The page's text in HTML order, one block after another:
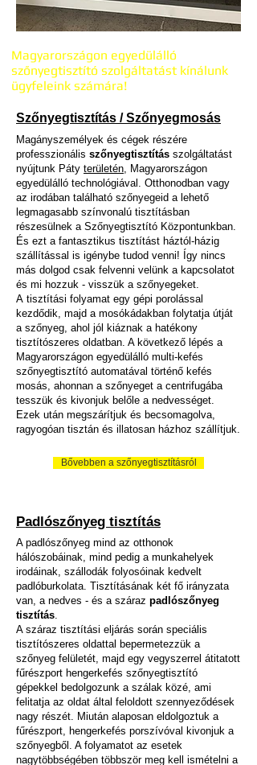
Magyarországon egyedülálló
szőnyegtisztító szolgáltatást kínálunk
ügyfeleink számára!
Szőnyegtisztítás / Szőnyegmosás
Magányszemélyek és cégek részére
professzionális szőnyegtisztítás szolgáltatást
nyújtunk Páty területén, Magyarországon
egyedülálló technológiával. Otthonodban vagy
az irodában található szőnyegeid a lehető
legmagasabb színvonalú tisztításban
részesülnek a Szőnyegtisztító Központunkban.
És ezt a fantasztikus tisztítást háztól-házig
szállítással is igénybe tudod venni! Így nincs
más dolgod csak felvenni velünk a kapcsolatot
és mi hozzuk - visszük a szőnyegeket.
A tisztítási folyamat egy gépi porolással
kezdődik, majd a mosókádakban folytatja útját
a szőnyeg, ahol jól kiáznak a hatékony
tisztítószeres oldatban. A következő lépés a
Magyarországon egyedülálló multi-kefés
szőnyegtisztító automatával történő kefés
mosás, ahonnan a szőnyeget a centrifugába
tesszük és kivonjuk belőle a nedvességet.
Ezek után megszárítjuk és becsomagolva,
ragyogóan tisztán és illatosan házhoz szállítjuk.
Bővebben a szőnyegtisztításról
Padlószőnyeg tisztítás
A padlószőnyeg mind az otthonok
hálószobáinak, mind pedig a munkahelyek
irodáinak, szállodák folyosóinak kedvelt
padlóburkolata. Tisztításának két fő irányzata
van, a nedves - és a száraz padlószőnyeg
tisztítás.
A száraz tisztítási eljárás során speciális
tisztítószeres oldattal bepermetezzük a
szőnyeg felületét, majd egy vegyszerrel átitatott
fűrészport hengerkefés szőnyegtisztító
gépekkel bedolgozunk a szálak közé, ami
felitatja az oldat által feloldott szennyeződések
nagy részét. Miután alaposan eldolgoztuk a
fűrészport, hengerkefés porszívóval kivonjuk a
szőnyegből. A folyamatot az esetek
nagytöbbségében többször meg kell ismételni a